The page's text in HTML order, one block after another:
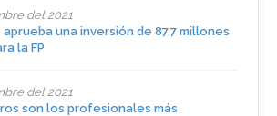
del 2021
aprueba una inversión de 87,7 millones
la FP
del 2021
son los profesionales más